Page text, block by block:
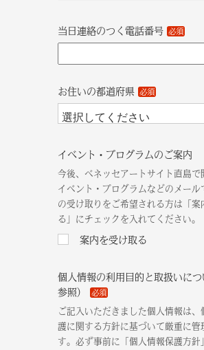
当日連絡のつく電話番号 必須
お住いの都道府県 必須
選択してください
イベント・プログラムのご案内
今後、ベネッセアートサイト直島で
イベント・プログラムなどのメール
の受け取りをご希望される方は「案
る」にチェックを入れてください。
案内を受け取る
個人情報の利用目的と取扱いにつ
参照）
必須
ご記入いただきました個人情報は、
護に関する方針に基づいて厳重に管
す。必ず事前に「個人情報保護方針